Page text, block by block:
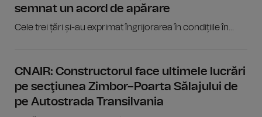
semnat un acord de apărare
Cele trei țări și-au exprimat îngrijorarea în condițiile în...
CNAIR: Constructorul face ultimele lucrări
pe secţiunea Zimbor–Poarta Sălajului de
pe Autostrada Transilvania